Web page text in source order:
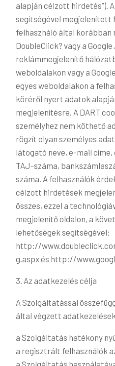
alapján célzott hirdetés”).
segítségével megjelenített
felhasználó által
DoubleClick? vagy a Google
reklámmegjelenítő
weboldalakon vagy a
egyes weboldalakon a
köréről nyert adatok
megjelenítésre. A DART
személyhez nem köthető
rögzít olyan személyes
látogató neve, e-mail
TAJ-száma,
száma. A felhasználók
célzott hirdetések
összes, ezzel a
megjelenítő oldalon, a
lehetőségek segítségével:
http://
g.aspx és http://
3. Az adatkezelés célja
A Szolgáltatással
által végzett
a Szolgáltatás hatékony
a regisztrált felhasználók
a Szolgáltatás